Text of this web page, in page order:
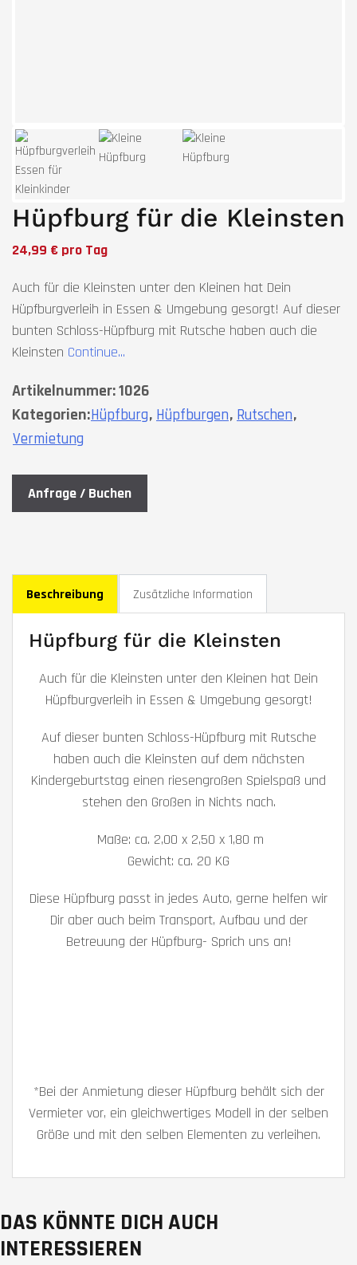
Hüpfburg für die Kleinsten
24,99 € pro Tag
Auch für die Kleinsten unter den Kleinen hat Dein
Hüpfburgverleih in Essen & Umgebung gesorgt! Auf dieser
bunten Schloss-Hüpfburg mit Rutsche haben auch die
Kleinsten Continue...
Artikelnummer:1026
Kategorien:Hüpfburg, Hüpfburgen, Rutschen,
Vermietung
Anfrage / Buchen
Beschreibung Zusätzliche Information
Hüpfburg für die Kleinsten
Auch für die Kleinsten unter den Kleinen hat Dein
Hüpfburgverleih in Essen & Umgebung gesorgt!
Auf dieser bunten Schloss-Hüpfburg mit Rutsche
haben auch die Kleinsten auf dem nächsten
Kindergeburtstag einen riesengroßen Spielspaß und
stehen den Großen in Nichts nach.
Maße: ca. 2,00 x 2,50 x 1,80 m
Gewicht: ca. 20 KG
Diese Hüpfburg passt in jedes Auto, gerne helfen wir
Dir aber auch beim Transport, Aufbau und der
Betreuung der Hüpfburg- Sprich uns an!
*Bei der Anmietung dieser Hüpfburg behält sich der
Vermieter vor, ein gleichwertiges Modell in der selben
Größe und mit den selben Elementen zu verleihen.
DAS KÖNNTE DICH AUCH
INTERESSIEREN